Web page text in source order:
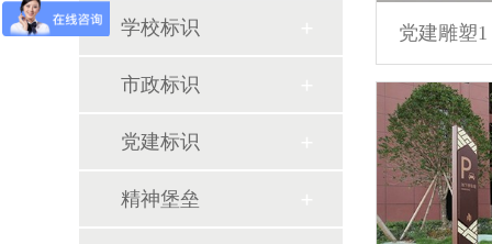
党建雕塑1
学校标识
市政标识
党建标识
精神堡垒